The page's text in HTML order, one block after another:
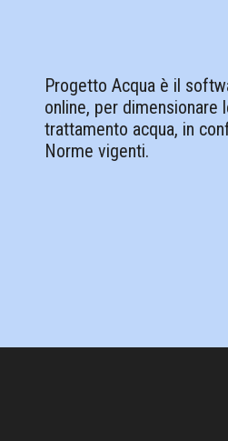
Progetto Acqua è il
online, per dimensionare
trattamento acqua, in
Norme vigenti.